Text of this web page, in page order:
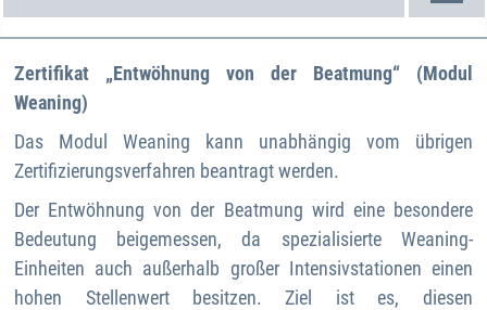
Zertifikat „Entwöhnung von der Beatmung“ (Modul
Weaning)
Das Modul Weaning kann unabhängig vom übrigen
Zertifizierungsverfahren beantragt werden.
Der Entwöhnung von der Beatmung wird eine besondere
Bedeutung beigemessen, da spezialisierte Weaning-
Einheiten auch außerhalb großer Intensivstationen einen
hohen Stellenwert besitzen. Ziel ist es, diesen